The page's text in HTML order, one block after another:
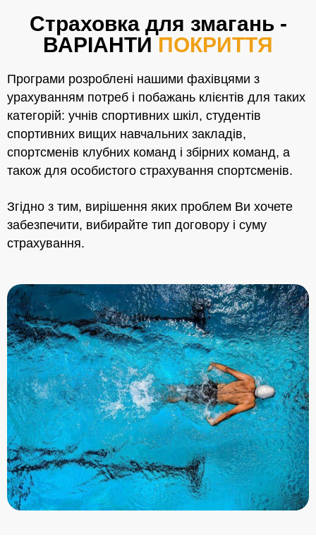
Страховка для змагань -
ВАРІАНТИ ПОКРИТТЯ
Програми розроблені нашими фахівцями з
урахуванням потреб і побажань клієнтів для таких
категорій: учнів спортивних шкіл, студентів
спортивних вищих навчальних закладів,
спортсменів клубних команд і збірних команд, а
також для особистого страхування спортсменів.
Згідно з тим, вирішення яких проблем Ви хочете
забезпечити, вибирайте тип договору і суму
страхування.